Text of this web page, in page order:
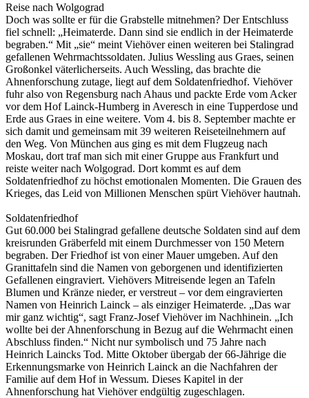
Reise nach Wolgograd
Doch was sollte er für die Grabstelle mitnehmen? Der Entschluss
fiel schnell: „Heimaterde. Dann sind sie endlich in der Heimaterde
begraben.“ Mit „sie“ meint Viehöver einen weiteren bei Stalingrad
gefallenen Wehrmachtssoldaten. Julius Wessling aus Graes, seinen
Großonkel väterlicherseits. Auch Wessling, das brachte die
Ahnenforschung zutage, liegt auf dem Soldatenfriedhof. Viehöver
fuhr also von Regensburg nach Ahaus und packte Erde vom Acker
vor dem Hof Lainck-Humberg in Averesch in eine Tupperdose und
Erde aus Graes in eine weitere. Vom 4. bis 8. September machte er
sich damit und gemeinsam mit 39 weiteren Reiseteilnehmern auf
den Weg. Von München aus ging es mit dem Flugzeug nach
Moskau, dort traf man sich mit einer Gruppe aus Frankfurt und
reiste weiter nach Wolgograd. Dort kommt es auf dem
Soldatenfriedhof zu höchst emotionalen Momenten. Die Grauen des
Krieges, das Leid von Millionen Menschen spürt Viehöver hautnah.
Soldatenfriedhof
Gut 60.000 bei Stalingrad gefallene deutsche Soldaten sind auf dem
kreisrunden Gräberfeld mit einem Durchmesser von 150 Metern
begraben. Der Friedhof ist von einer Mauer umgeben. Auf den
Granittafeln sind die Namen von geborgenen und identifizierten
Gefallenen eingraviert. Viehövers Mitreisende legen an Tafeln
Blumen und Kränze nieder, er verstreut – vor dem eingravierten
Namen von Heinrich Lainck – als einziger Heimaterde. „Das war
mir ganz wichtig“, sagt Franz-Josef Viehöver im Nachhinein. „Ich
wollte bei der Ahnenforschung in Bezug auf die Wehrmacht einen
Abschluss finden.“ Nicht nur symbolisch und 75 Jahre nach
Heinrich Laincks Tod. Mitte Oktober übergab der 66-Jährige die
Erkennungsmarke von Heinrich Lainck an die Nachfahren der
Familie auf dem Hof in Wessum. Dieses Kapitel in der
Ahnenforschung hat Viehöver endgültig zugeschlagen.